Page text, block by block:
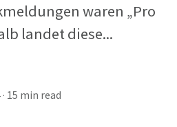
waren „Pro
landet diese...
· 15 min read